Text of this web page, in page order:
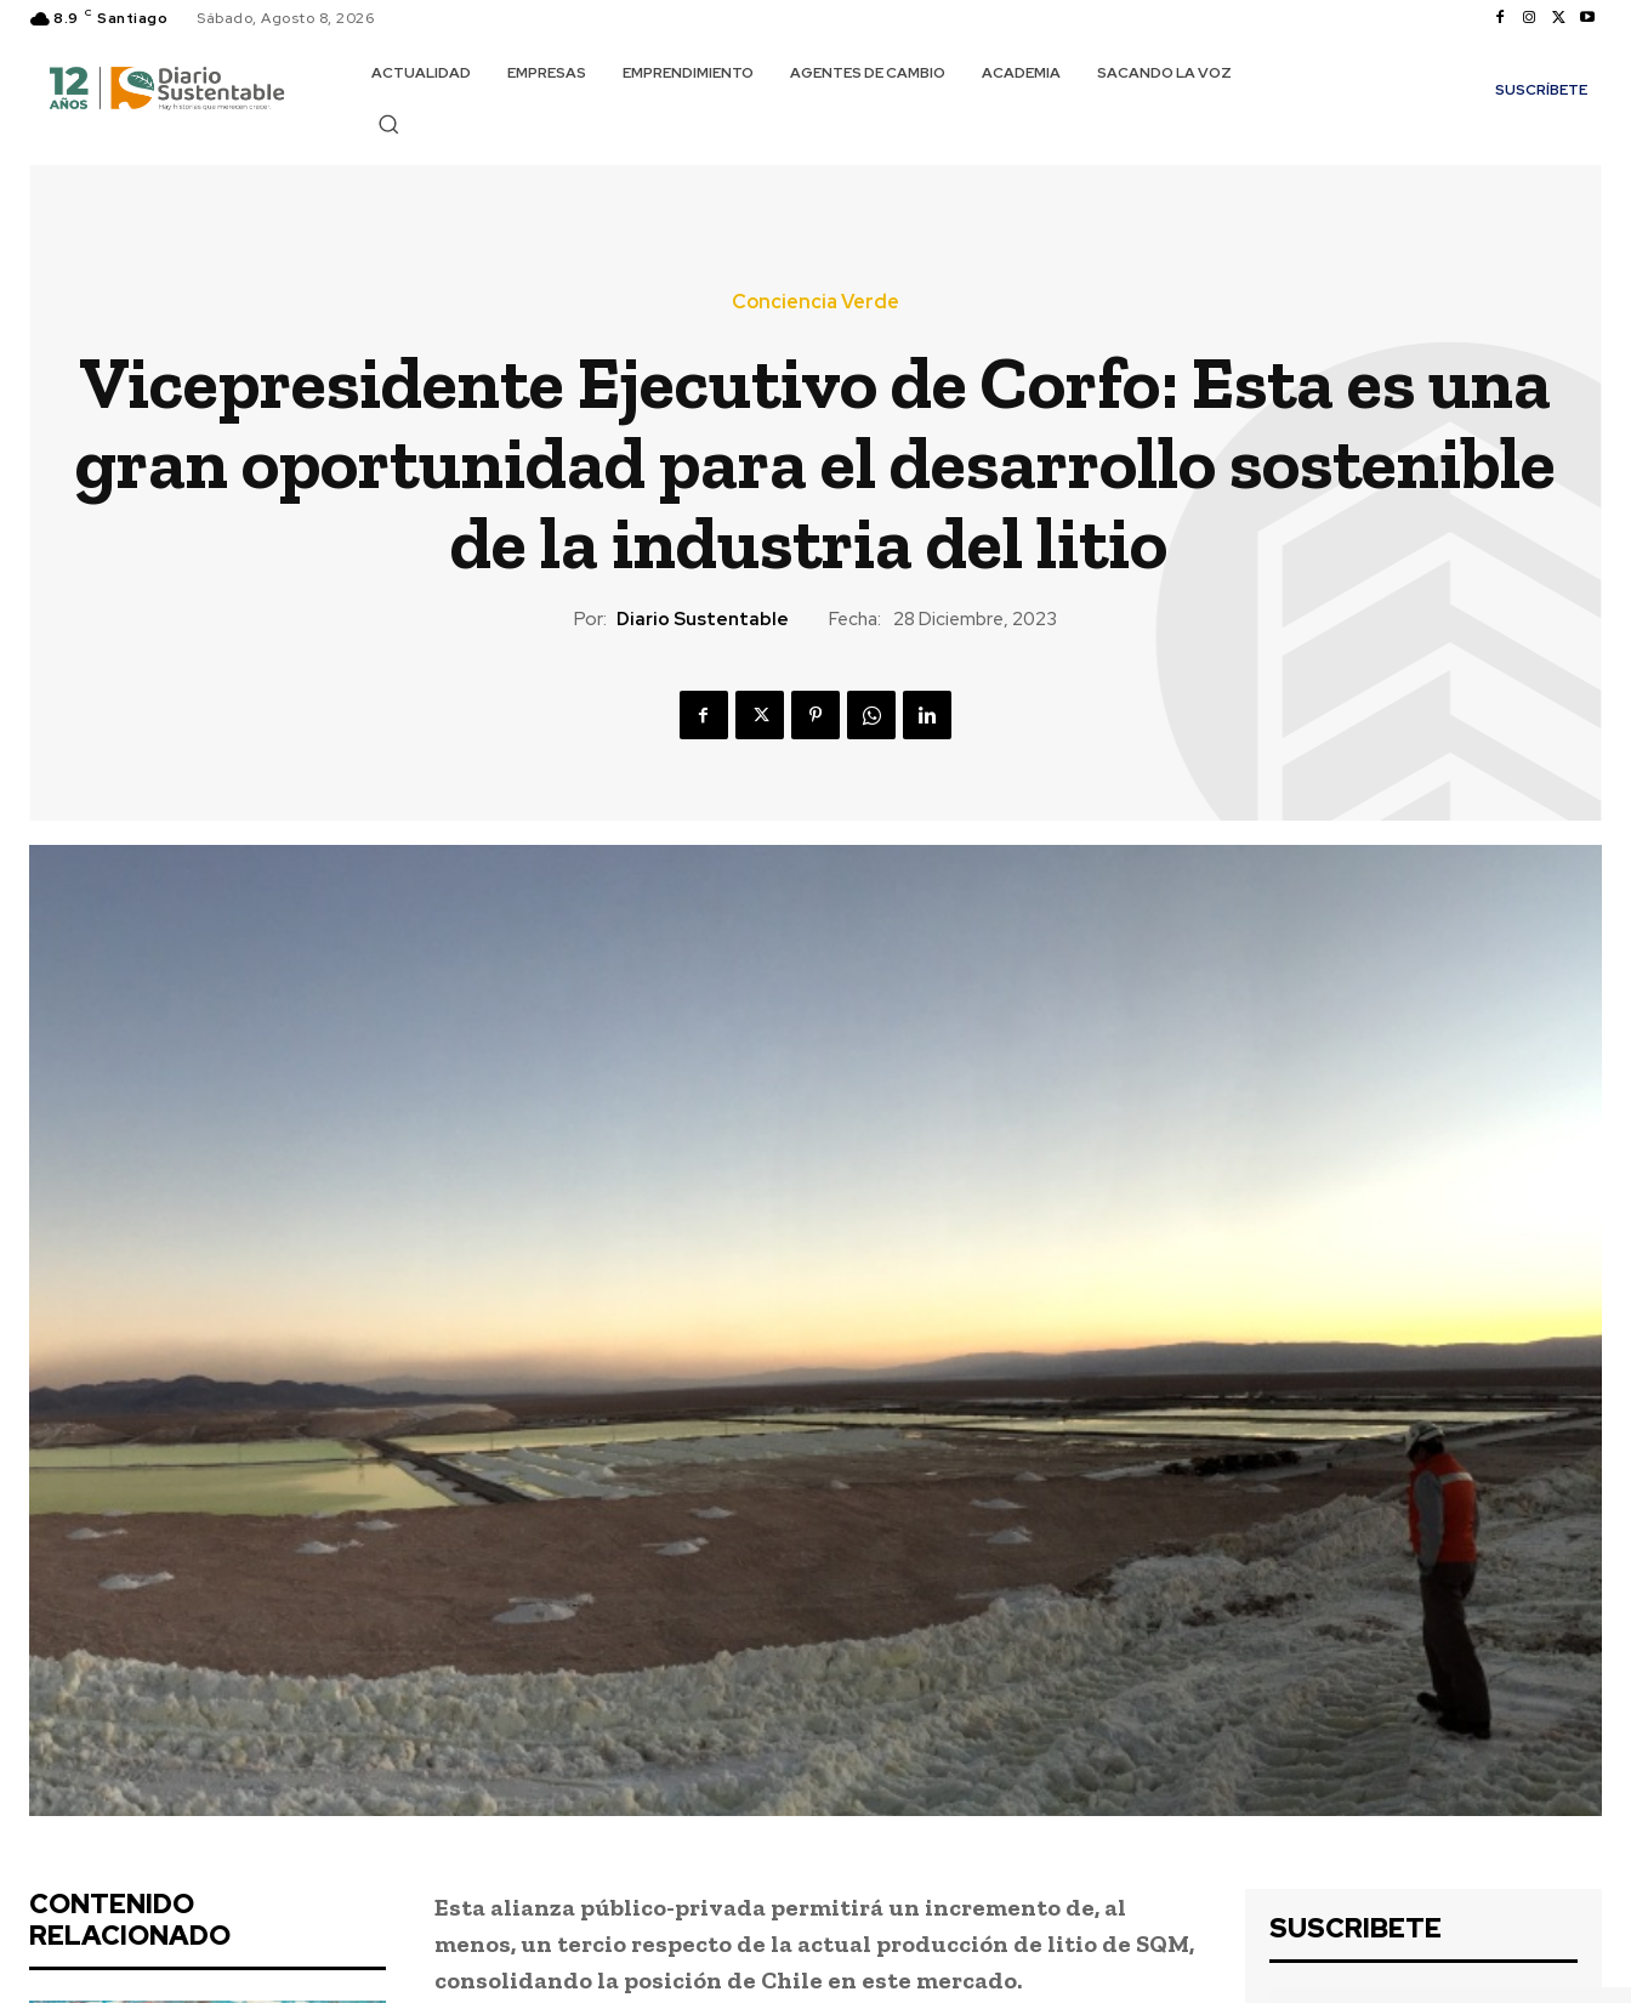
8.9 C Santiago Sábado, Agosto 8, 2026
ACTUALIDAD EMPRESAS EMPRENDIMIENTO AGENTES DE CAMBIO ACADEMIA
SACANDO LA VOZ
SUSCRÍBETE
Conciencia Verde
Vicepresidente Ejecutivo de Corfo: Esta es una
gran oportunidad para el desarrollo sostenible
de la industria del litio
Por: Diario Sustentable Fecha: 28 Diciembre, 2023
CONTENIDO
RELACIONADO
Esta alianza público-privada permitirá un incremento de, al
menos, un tercio respecto de la actual producción de litio de SQM,
consolidando la posición de Chile en este mercado.
SUSCRIBETE